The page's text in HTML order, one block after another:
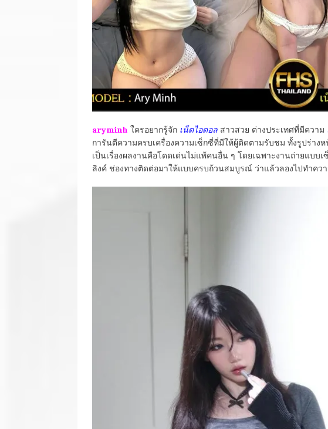
aryminh ใครอยากรู้จัก เน็ตไอดอล สาวสวย ต่างประเทศที่มีความ
การันตีความครบเครื่องความเซ็กซี่ที่มีให้ผู้ติดตามรับชม ทั้งรูปร่าง
เป็นเรื่องผลงานคือโดดเด่นไม่แพ้คนอื่น ๆ โดยเฉพาะงานถ่ายแบบ
ลิงค์ ช่องทางติดต่อมาให้แบบครบถ้วนสมบูรณ์ ว่าแล้วลองไปทำควา